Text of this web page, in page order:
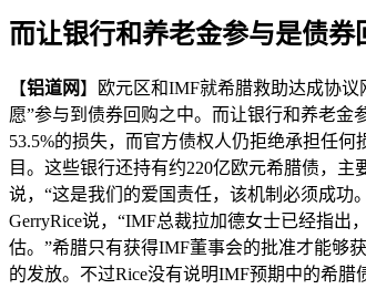
而让银行和养老金参与是债券
【铝道网】欧元区和IMF就希腊救助达成协
愿”参与到债券回购之中。而让银行和养老金
53.5%的损失，而官方债权人仍拒绝承担任
目。这些银行还持有约220亿欧元希腊债，主
说，“这是我们的爱国责任，该机制必须成功
GerryRice说，“IMF总裁拉加德女士已经指
估。”希腊只有获得IMF董事会的批准才能够
的发放。不过Rice没有说明IMF预期中的希